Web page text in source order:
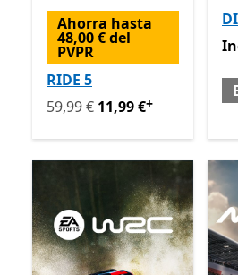
Ahorra hasta
48,00 € del
PVPR
RIDE 5
Originalmente 59,99 €
59,99 € 11,99 €+